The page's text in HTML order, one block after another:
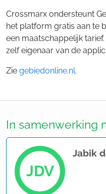
Crossmarx ondersteunt
het platform gratis aan te
een maatschappelijk
zelf eigenaar van de
Zie gebiedonline.nl.
In samenwerking
JDV
Jabik